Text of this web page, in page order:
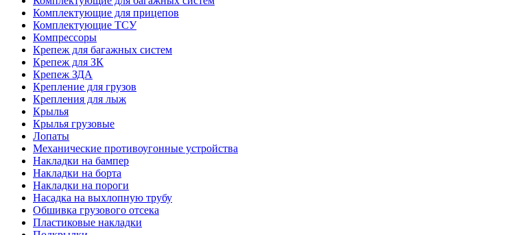
Комплектующие для прицепов
Комплектующие ТСУ
Компрессоры
Крепеж для багажных систем
Крепеж для ЗК
Крепеж ЗДА
Крепление для грузов
Крепления для лыж
Крылья
Крылья грузовые
Лопаты
Механические противоугонные устройства
Накладки на бампер
Накладки на борта
Накладки на пороги
Насадка на выхлопную трубу
Обшивка грузового отсека
Пластиковые накладки